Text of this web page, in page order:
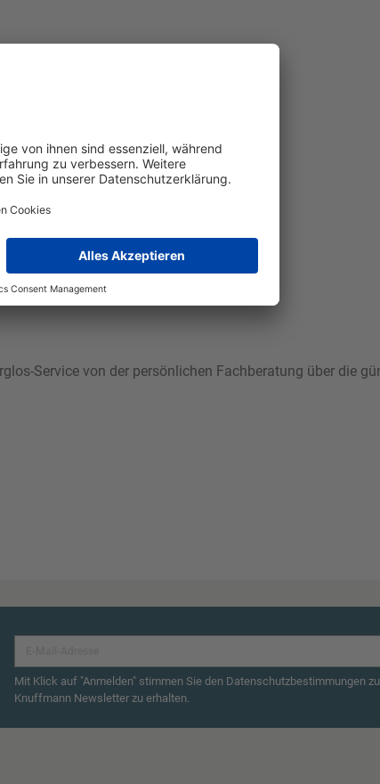
Service von der persönlichen Fachberatung über die
Mit Klick auf "Anmelden" stimmen Sie den Datenschutzbestimmungen
Knuffmann Newsletter zu erhalten.